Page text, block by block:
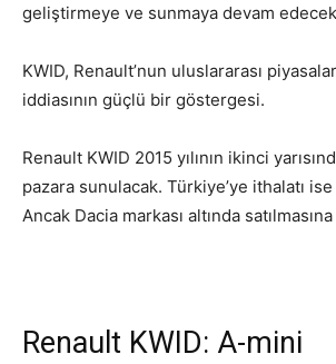
geliştirmeye ve sunmaya devam
KWID, Renault’nun uluslararası
iddiasının güçlü bir göstergesi.
Renault KWID 2015 yılının ikinci
pazara sunulacak. Türkiye’ye ithalatı
Ancak Dacia markası altında satılmasına
Renault KWID: A-mini